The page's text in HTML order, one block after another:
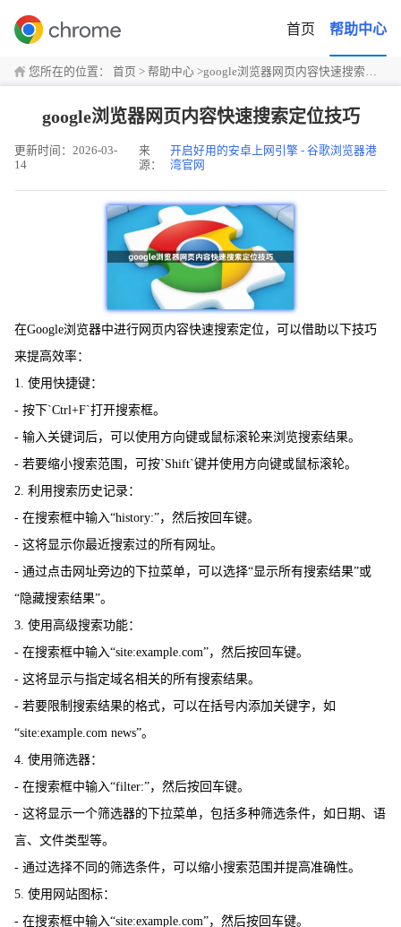
首页 帮助中心
您所在的位置： 首页 > 帮助中心 >google浏览器网页内容快速搜索定位技巧
google浏览器网页内容快速搜索定位技巧
更新时间：2026-03-
14
来
源：
开启好用的安卓上网引擎 - 谷歌浏览器港
湾官网
在Google浏览器中进行网页内容快速搜索定位，可以借助以下技巧
来提高效率：
1. 使用快捷键：
- 按下`Ctrl+F`打开搜索框。
- 输入关键词后，可以使用方向键或鼠标滚轮来浏览搜索结果。
- 若要缩小搜索范围，可按`Shift`键并使用方向键或鼠标滚轮。
2. 利用搜索历史记录：
- 在搜索框中输入“history:”，然后按回车键。
- 这将显示你最近搜索过的所有网址。
- 通过点击网址旁边的下拉菜单，可以选择“显示所有搜索结果”或
“隐藏搜索结果”。
3. 使用高级搜索功能：
- 在搜索框中输入“site:example.com”，然后按回车键。
- 这将显示与指定域名相关的所有搜索结果。
- 若要限制搜索结果的格式，可以在括号内添加关键字，如
“site:example.com news”。
4. 使用筛选器：
- 在搜索框中输入“filter:”，然后按回车键。
- 这将显示一个筛选器的下拉菜单，包括多种筛选条件，如日期、语
言、文件类型等。
- 通过选择不同的筛选条件，可以缩小搜索范围并提高准确性。
5. 使用网站图标：
- 在搜索框中输入“site:example.com”，然后按回车键。